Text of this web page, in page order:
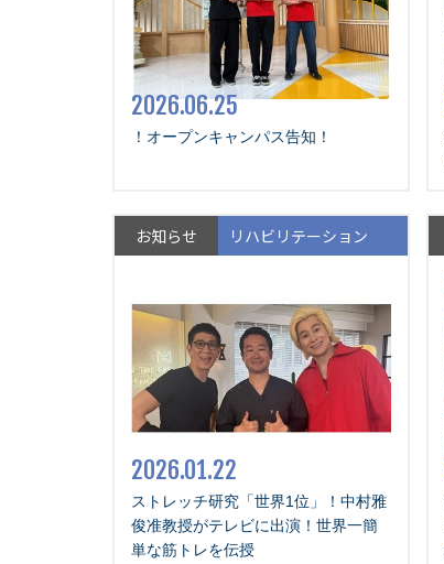
2026.06.25
！オープンキャンパス告知！
お知らせ リハビリテーション
2026.01.22
ストレッチ研究「世界1位」！中村雅
俊准教授がテレビに出演！世界一簡
単な筋トレを伝授